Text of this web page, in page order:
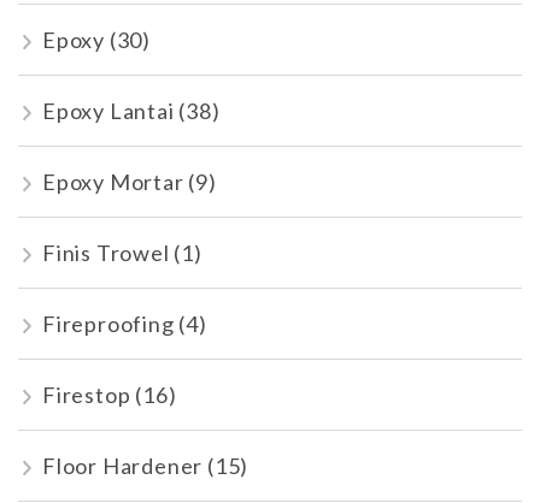
Epoxy (30)
Epoxy Lantai (38)
Epoxy Mortar (9)
Finis Trowel (1)
Fireproofing (4)
Firestop (16)
Floor Hardener (15)